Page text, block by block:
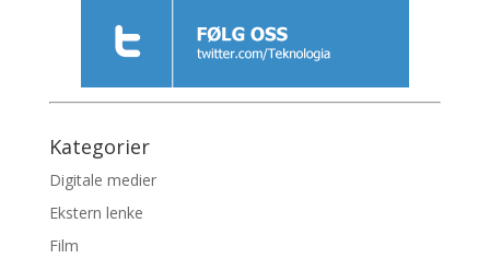
Kategorier
Digitale medier
Ekstern lenke
Film